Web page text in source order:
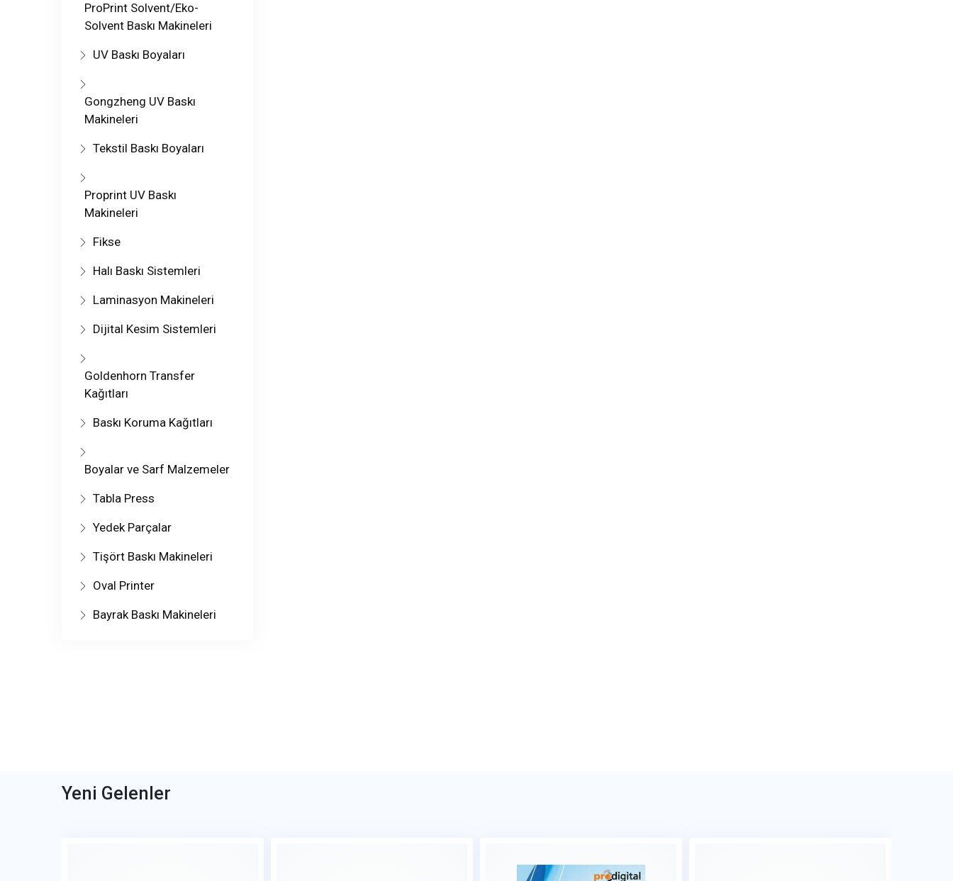
ProPrint Solvent/Eko-
Solvent Baskı Makineleri
UV Baskı Boyaları
Gongzheng UV Baskı
Makineleri
Tekstil Baskı Boyaları
Proprint UV Baskı
Makineleri
Fikse
Halı Baskı Sistemleri
Laminasyon Makineleri
Dijital Kesim Sistemleri
Goldenhorn Transfer
Kağıtları
Baskı Koruma Kağıtları
Boyalar ve Sarf Malzemeler
Tabla Press
Yedek Parçalar
Tişört Baskı Makineleri
Oval Printer
Bayrak Baskı Makineleri
Yeni Gelenler